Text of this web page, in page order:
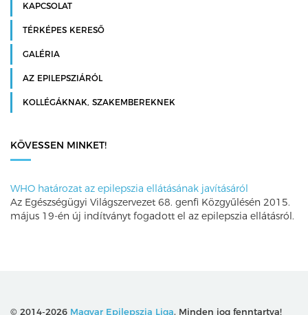
KAPCSOLAT
TÉRKÉPES KERESŐ
GALÉRIA
AZ EPILEPSZIÁRÓL
KOLLÉGÁKNAK, SZAKEMBEREKNEK
KÖVESSEN MINKET!
WHO határozat az epilepszia ellátásának javításáról
Az Egészségügyi Világszervezet 68. genfi Közgyűlésén 2015.
május 19-én új indítványt fogadott el az epilepszia ellátásról.
© 2014-2026 Magyar Epilepszia Liga. Minden jog fenntartva!